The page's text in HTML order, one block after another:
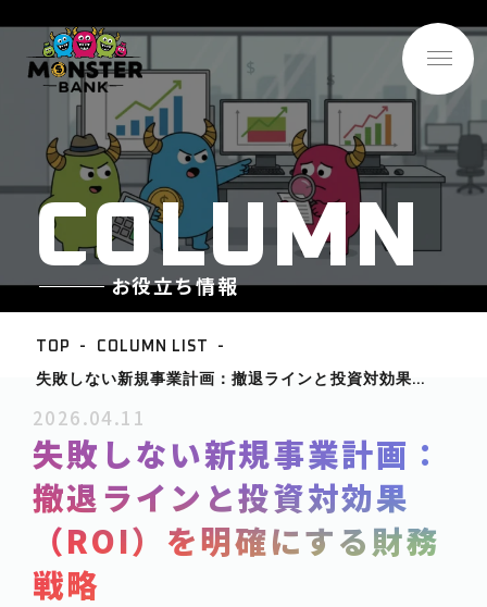
ABOUT -企業情報
SERVICE -サービス
POST
CASE
COLUMN
お役立ち情報
TOP COLUMN LIST
失敗しない新規事業計画：撤退ラインと投資対効果
2026.04.11
失敗しない新規事業計画：
撤退ラインと投資対効果
（ROI）を明確にする財務
戦略